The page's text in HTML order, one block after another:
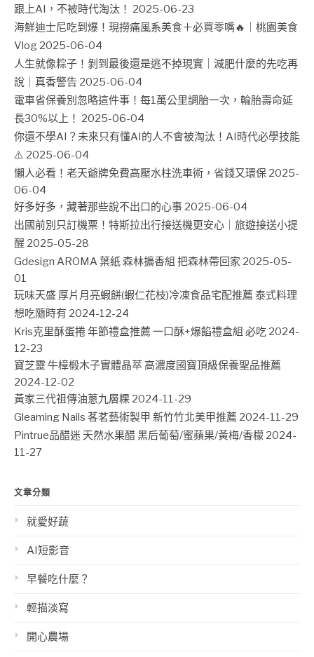
跟上AI，不被時代淘汰！ 2025-06-23
海鮮迪士尼吃到爆！現撈痛風系美食＋必買零嘴🔥｜桃園美食
Vlog 2025-06-04
人生就像粽子！剝到最後還是逃不掉現實｜減肥什麼的先吃再
說｜真香警告 2025-06-04
電車省保養別忽略這件事！每1萬公里調胎一次，輪胎壽命延
長30%以上！ 2025-06-04
你還不學AI？未來只有懂AI的人不會被淘汰！AI時代必學技能
⚠️ 2025-06-04
懶人必看！老天爺牌免費高壓水柱洗車術，省錢又環保 2025-
06-04
好多好多，藏著那些說不出口的心事 2025-06-04
出國前別只訂機票！特斯拉出行接送機更安心｜旅遊接送小提
醒 2025-05-28
Gdesign AROMA 葉紙 森林擴香組 把森林帶回家 2025-05-
01
玩味天盛 厚片月亮蝦餅(蝦仁花枝)冷凍食品宅配推薦 泰式料理
想吃隨時有 2024-12-24
Kris克里酥蛋捲 年節禮盒推薦 一口酥+爆餡禮盒組 必吃 2024-
12-23
寶芝靈 牛樟椴木子實體晶萃 高濃度國寶頂級保養聖品推薦
2024-12-02
黃家三代祖傳油蔥九層粿 2024-11-29
Gleaming Nails 茖茗藝術製甲 新竹竹北美甲推薦 2024-11-29
Pintrue品醋迷 天然水果醋 黑后葡萄/蜜蘋果/黃梅/香檬 2024-
11-27
文章分類
就愛好蔬
AI短影音
早餐吃什麼？
輕描淡寫
開心農場